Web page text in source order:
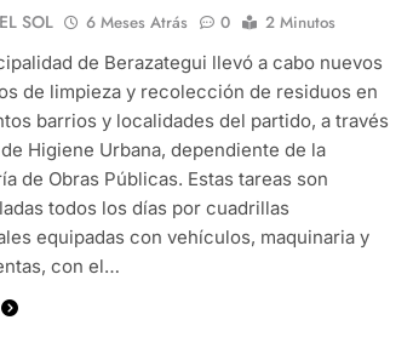
SOL 6 Meses Atrás 0
2 Minutos
de Berazategui llevó a cabo nuevos
de limpieza y recolección de residuos en
barrios y localidades del partido, a través
Higiene Urbana, dependiente de la
de Obras Públicas. Estas tareas son
todos los días por cuadrillas
equipadas con vehículos, maquinaria y
con el…